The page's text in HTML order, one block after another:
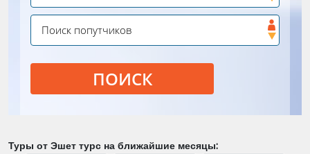
ПОИСК
Туры от Эшет турс на ближайшие месяцы: